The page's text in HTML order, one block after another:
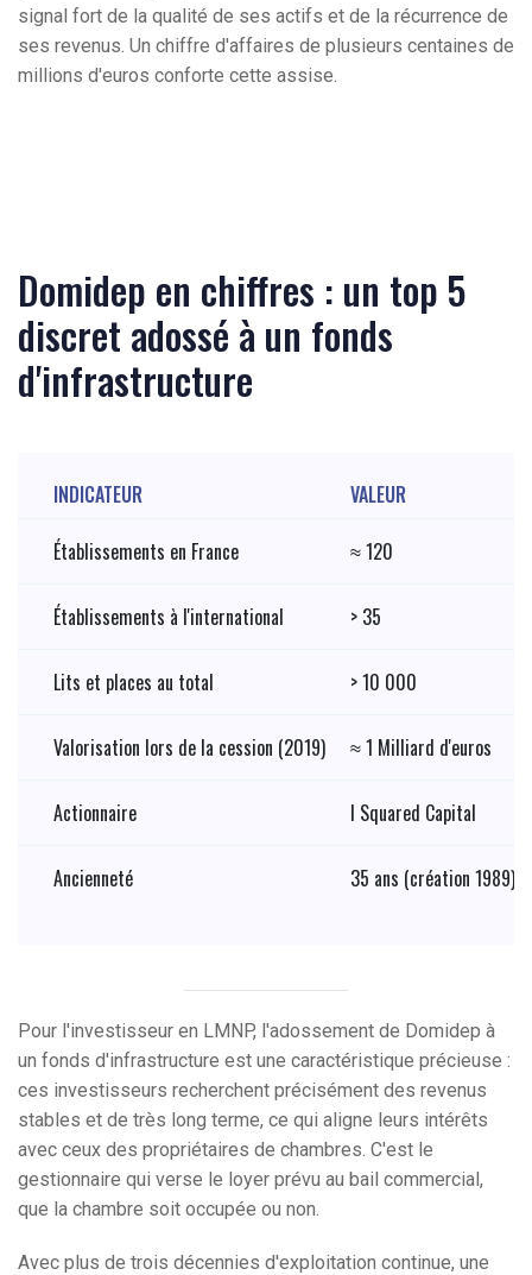
signal fort de la qualité de ses actifs et de la récurrence de
ses revenus. Un chiffre d'affaires de plusieurs centaines de
millions d'euros conforte cette assise.
Domidep en chiffres : un top 5
discret adossé à un fonds
d'infrastructure
INDICATEUR
VALEUR
Établissements en France
≈ 120
Établissements à l'international > 35
Lits et places au total > 10 000
Valorisation lors de la cession (2019) ≈ 1 Milliard d'euros
Actionnaire I Squared Capital
Ancienneté 35 ans (création 1989)
Pour l'investisseur en LMNP, l'adossement de Domidep à
un fonds d'infrastructure est une caractéristique précieuse :
ces investisseurs recherchent précisément des revenus
stables et de très long terme, ce qui aligne leurs intérêts
avec ceux des propriétaires de chambres. C'est le
gestionnaire qui verse le loyer prévu au bail commercial,
que la chambre soit occupée ou non.
Avec plus de trois décennies d'exploitation continue, une